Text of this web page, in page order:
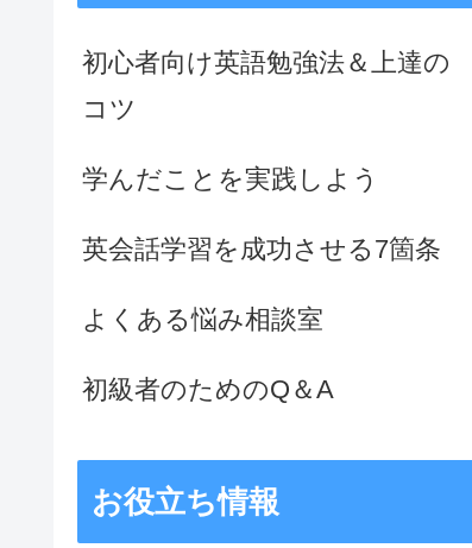
初心者向け英語勉強法＆上達の
コツ
学んだことを実践しよう
英会話学習を成功させる7箇条
よくある悩み相談室
初級者のためのQ＆A
お役立ち情報